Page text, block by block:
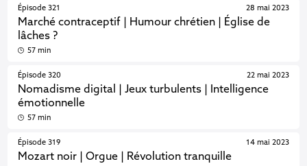
Épisode 321
Marché contraceptif | Humour chrétien | Église de
lâches ?
28 mai 2023
57 min
Épisode 320
Nomadisme digital | Jeux turbulents | Intelligence
émotionnelle
22 mai 2023
57 min
Épisode 319
Mozart noir | Orgue | Révolution tranquille
14 mai 2023